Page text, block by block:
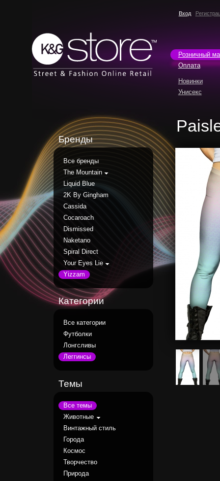
Вход
Розничный
Оплата
Новинки
Унисекс
Бренды
Все бренды
The Mountain
Liquid Blue
2K By Gingham
Cassida
Cocaroach
Dismissed
Naketano
Spiral Direct
Your Eyes Lie
Yizzam
Категории
Все категории
Футболки
Лонгсливы
Леггинсы
Темы
Все темы
Животные
Винтажный стиль
Города
Космос
Творчество
Природа